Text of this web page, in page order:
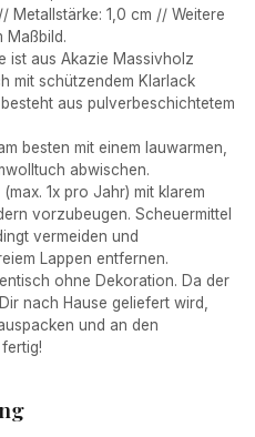
Metallstärke: 1,0 cm // Weitere
Maßbild.
ist aus Akazie Massivholz
mit schützendem Klarlack
aus pulverbeschichtetem
besten mit einem lauwarmen,
abwischen.
1x pro Jahr) mit klarem
vorzubeugen. Scheuermittel
vermeiden und
Lappen entfernen.
ohne Dekoration. Da der
nach Hause geliefert wird,
und an den